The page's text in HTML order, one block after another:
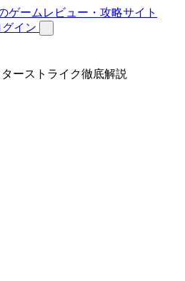
グイン
ーストライク徹底解説